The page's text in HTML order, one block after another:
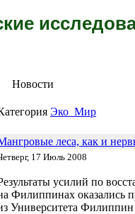
Новости
Эко_Мир
леса, как и
17 Июль 2008
усилий по
Филиппинах оказались
Университета